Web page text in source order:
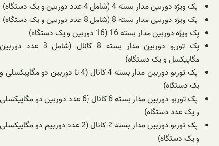
پک ویژه دوربین مدار بسته 4 (شامل 4 عدد دوربین و یک دستگاه)
پک ویژه دوربین مدار بسته 8 (شامل 8 عدد دوربین و یک دستگاه)
پک ویژه دوربین مدار بسته 16 (16 دوربین و یک دستگاه)
پک توربو دوربین مدار بسته 8 کانال (شامل 8 عدد دوربین
مگاپیکسل و یک دستگاه)
پک توربو دوربین مدار بسته 4 کانال (4 تا دوربین دو مگاپیکسلی و
یک دستگاه)
پک توربو دوربین مدار بسته 6 کانال (6 عدد دوربین دو مگاپیکسلی
و یک عدد دستگاه)
پک توربو دوربین مدار بسته 2 کانال (2 عدد دوربیم دو مگاپیکسلی
و یک دستگاه)